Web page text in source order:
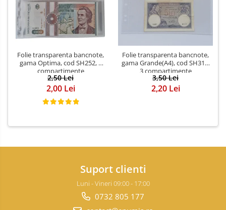
Folie transparenta bancnote,
gama Optima, cod SH252, 3
compartimente
2,50 Lei
2,00 Lei
Folie transparenta bancnote,
gama Grande(A4), cod SH312,
3 compartimente
3,50 Lei
2,20 Lei
Suport clienti
Luni - Vineri 09:00 - 17:00
0732 805 177